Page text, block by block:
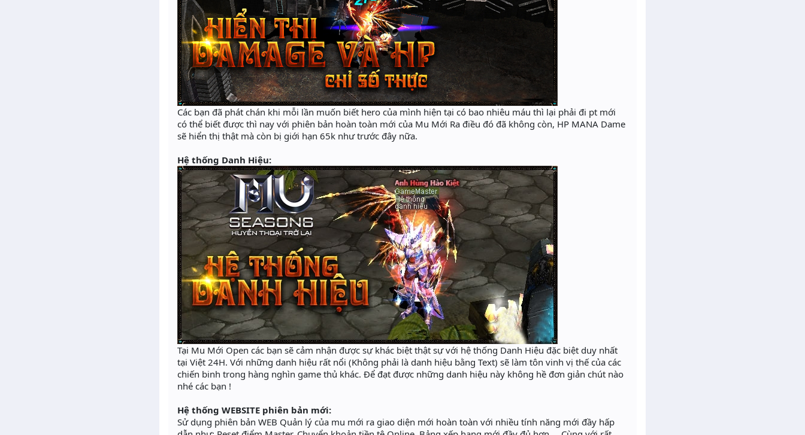
Các bạn đã phát chán khi mỗi lần muốn biết hero của mình hiện tại có bao nhiêu máu thì lại phải đi pt mới
có thể biết được thì nay với phiên bản hoàn toàn mới của Mu Mới Ra điều đó đã không còn, HP MANA Dame
sẽ hiển thị thật mà còn bị giới hạn 65k như trước đây nữa.
Hệ thống Danh Hiệu:
Tại Mu Mới Open các bạn sẽ cảm nhận được sự khác biệt thật sự với hệ thống Danh Hiệu đặc biệt duy nhất
tại Việt 24H. Với những danh hiệu rất nổi (Không phải là danh hiệu bằng Text) sẽ làm tôn vinh vị thế của các
chiến binh trong hàng nghìn game thủ khác. Để đạt được những danh hiệu này không hề đơn giản chút nào
nhé các bạn !
Hệ thống WEBSITE phiên bản mới:
Sử dụng phiên bản WEB Quản lý của mu mới ra giao diện mới hoàn toàn với nhiều tính năng mới đầy hấp